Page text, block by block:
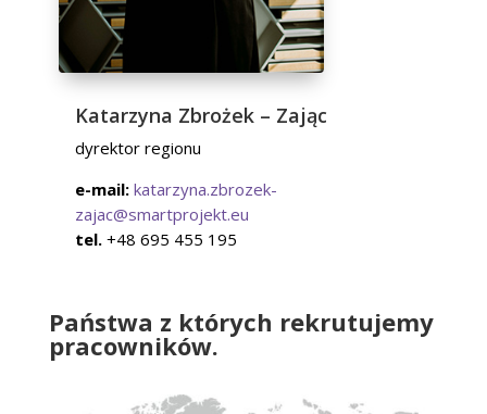
Katarzyna Zbrożek – Zając
dyrektor regionu
e-mail: katarzyna.zbrozek-
zajac@smartprojekt.eu
tel.+48 695 455 195
Państwa z których rekrutujemy
pracowników.